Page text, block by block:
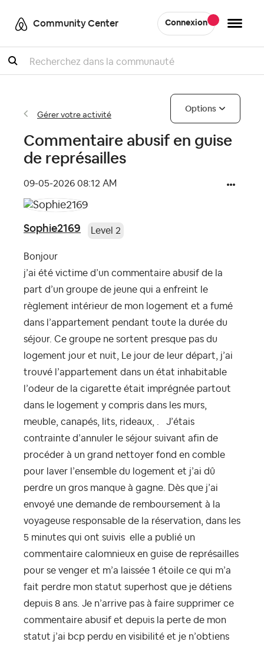
Community Center Connexion
Recherche
Gérer votre activité
Options
Commentaire abusif en guise
de représailles
‎09-05-2026 08:12 AM
Sophie2169 Level 2
Bonjour
j’ai été victime d’un commentaire abusif de la
part d’un groupe de jeune qui a enfreint le
règlement intérieur de mon logement et a fumé
dans l’appartement pendant toute la durée du
séjour. Ce groupe ne sortent presque pas du
logement jour et nuit, Le jour de leur départ, j’ai
trouvé l’appartement dans un état inhabitable
l’odeur de la cigarette était imprégnée partout
dans le logement y compris dans les murs,
meuble, canapés, lits, rideaux, . J’étais
contrainte d’annuler le séjour suivant afin de
procéder à un grand nettoyer fond en comble
pour laver l’ensemble du logement et j’ai dû
perdre un gros manque à gagne. Dès que j’ai
envoyé une demande de remboursement à la
voyageuse responsable de la réservation, dans les
5 minutes qui ont suivis elle a publié un
commentaire calomnieux en guise de représailles
pour se venger et m’a laissée 1 étoile ce qui m’a
fait perdre mon statut superhost que je détiens
depuis 8 ans. Je n’arrive pas à faire supprimer ce
commentaire abusif et depuis la perte de mon
statut j’ai bcp perdu en visibilité et je n’obtiens